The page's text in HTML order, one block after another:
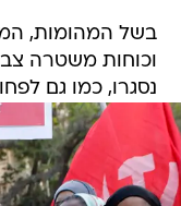
וכוחות משטרה
נסגרו, כמו גם